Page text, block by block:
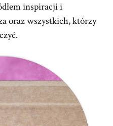
inspiracji i
oraz wszystkich, którzy